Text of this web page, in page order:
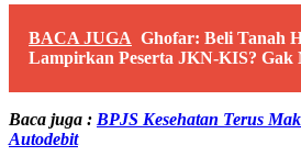
BACA JUGA Ghofar: Beli Tanah
Lampirkan Peserta JKN-KIS? Gak
Baca juga : BPJS Kesehatan Terus
Autodebit